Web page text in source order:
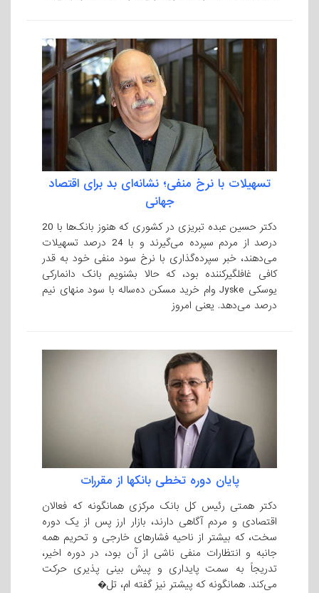
تسهیلات با نرخ منفی؛ نشانه‌ای بد برای اقتصاد
جهانی
دکتر حسین عبده تبریزی در کشوری که هنوز بانک‌ها با 20
درصد از مردم سپرده می‌گیرند و با 24 درصد تسهیلات
می‌دهند، خبر سپرده‌گذاری با نرخ سود منفی خود به قدر
کافی غافلگیرکننده بود، که حالا بشنویم بانک دانمارکی
یوسکی Jyske وام خرید مسکن ده‌ساله با سود منهای نیم
درصد می‌دهد. یعنی امروز
پایان دوره تخطی بانکها از مقررات
دکتر همتی رئیس کل بانک مرکزی همانگونه که فعالان
اقتصادی و مردم آگاهی دارند، بازار ارز پس از یک دوره
سخت، که بیشتر از ناحیه فشارهای خارجی و تحریم همه
جانبه و انتظارات منفی ناشی از آن بود، در دوره اخیر،
تدریجاً به سمت پایداری و پیش بینی پذیری حرکت
می‌کند. همانگونه که پیشتر نیز گفته ام، تل�